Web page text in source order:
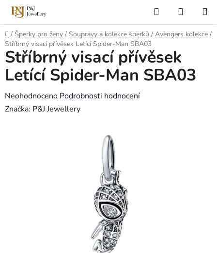
Přejít
obsah
Hledat
KOŠÍK
Domů
/ Šperky pro ženy / Soupravy a kolekce šperků / Avengers kolekce /
Stříbrný visací přívěsek Letící Spider-Man SBA03
Stříbrný visací přívěsek
Letící Spider-Man SBA03
Průměrné
hodnocení
Neohodnoceno Podrobnosti hodnocení
Značka: P&J Jewellery